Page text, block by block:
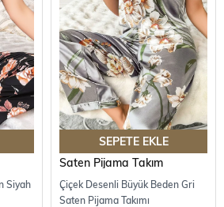
Siyah
SEPETE EKLE
Saten Pijama Takım
Çiçek Desenli Büyük Beden Gri
Saten Pijama Takımı